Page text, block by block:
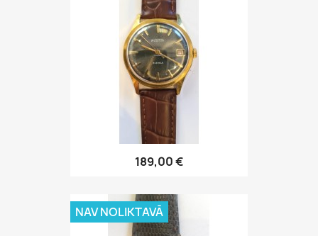
189,00 €
NAV NOLIKTAVĀ